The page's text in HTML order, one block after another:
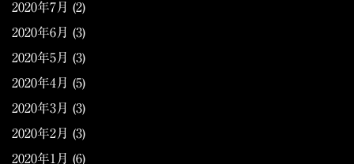
2020年7月 (2)
2020年6月 (3)
2020年5月 (3)
2020年4月 (5)
2020年3月 (3)
2020年2月 (3)
2020年1月 (6)